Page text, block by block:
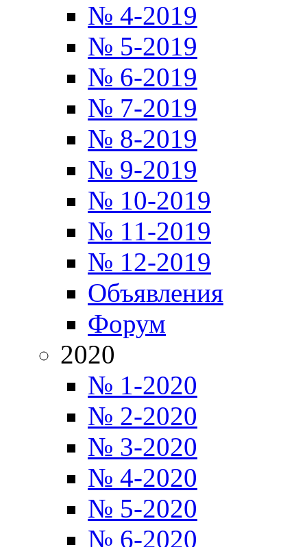
№ 4-2019
№ 5-2019
№ 6-2019
№ 7-2019
№ 8-2019
№ 9-2019
№ 10-2019
№ 11-2019
№ 12-2019
Объявления
Форум
2020
№ 1-2020
№ 2-2020
№ 3-2020
№ 4-2020
№ 5-2020
№ 6-2020